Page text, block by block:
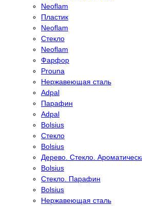
Neoflam
Пластик
Neoflam
Стекло
Neoflam
Фарфор
Prouna
Нержавеющая сталь
Adpal
Парафин
Adpal
Bolsius
Стекло
Bolsius
Дерево. Стекло.
Bolsius
Стекло. Парафин
Bolsius
Нержавеющая сталь